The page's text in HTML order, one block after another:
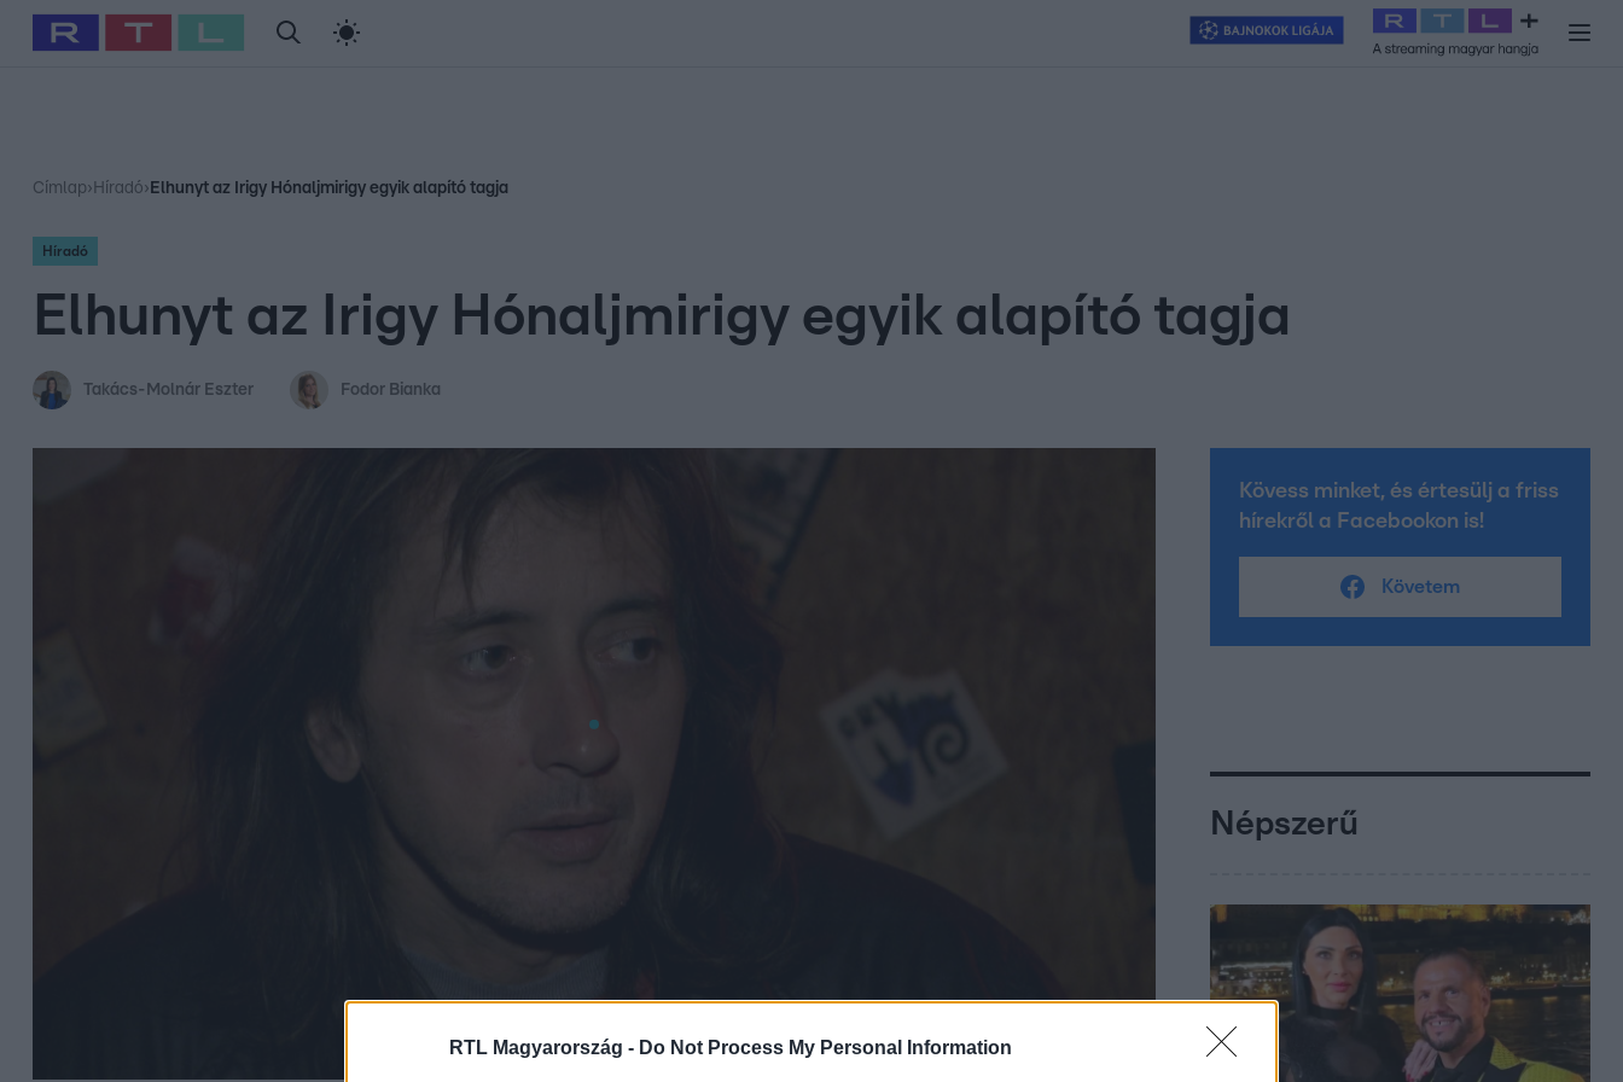
RTL Magyarország - Do Not Process My Personal Information
Babits Marcella Szellő István Most Wanted Exek csatája 2026 Celeb vagyok, ments ki innen
Címlap› Híradó› Elhunyt az Irigy Hónaljmirigy egyik alapító tagja
Híradó
Elhunyt az Irigy Hónaljmirigy egyik alapító tagja
Takács-Molnár Eszter Fodor Bianka
Kövess minket, és értesülj a friss
hírekről a Facebookon is!
Követem
Népszerű